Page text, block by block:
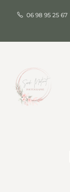
06 98 95 25 67